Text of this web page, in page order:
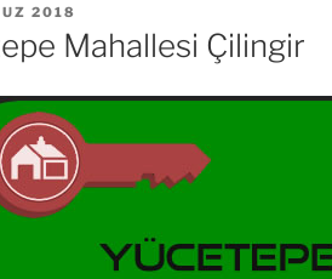
2018
Mahallesi Çilingir